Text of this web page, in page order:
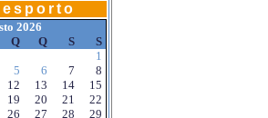
2026
Q Q S
S
1
5 6 7
8
12 13 14
15
19 20 21
22
26 27 28
29